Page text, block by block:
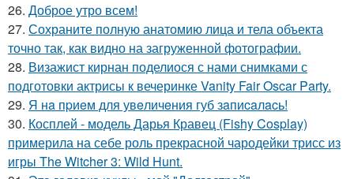
26. Доброе утро всем!
27. Сохраните полную анатомию лица и тела объекта
точно так, как видно на загруженной фотографии.
28. Визажист кирнан поделиося с нами снимками с
подготовки актрисы к вечеринке Vanity Fair Oscar Party.
29. Я нa пpиeм для увeличeния губ зaпиcaлacь!
30. Косплей - модель Дарья Кравец (Fishy Cosplay)
примерила на себе роль прекрасной чародейки трисс из
игры The Witcher 3: Wild Hunt.